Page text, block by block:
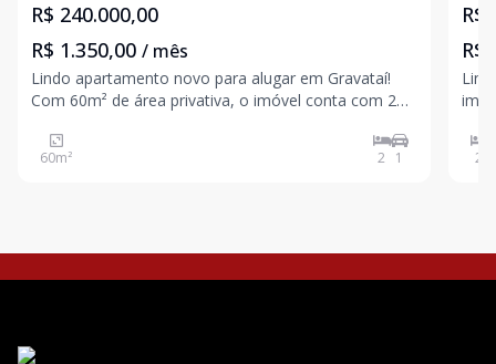
R$ 240.000,00
R$ 1.350,00 / mês
Lindo apartamento novo para alugar em Gravataí!
Com 60m² de área privativa, o imóvel conta com 2
estar e jantar integradas, piso em porcelanato, área
de serviço e 1 vaga de estacionamento. Uma ótim
60m² 2 1
R$
R$
2